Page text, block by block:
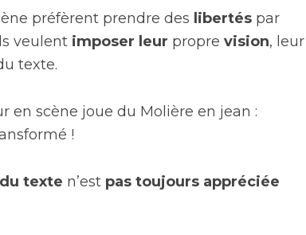
préfèrent prendre des libertés par
veulent imposer leur propre vision, leur
texte.
en scène joue du Molière en jean :
!
texte n’est pas toujours appréciée